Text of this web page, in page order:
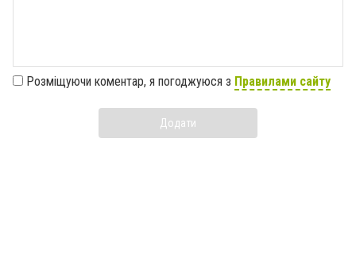
Розміщуючи коментар, я погоджуюся з Правилами сайту
Додати